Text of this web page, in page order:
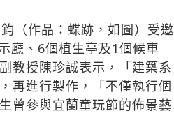
（作品：蝶跡，如圖）受邀
廳、6個植生亭及1個候車
教授陳珍誠表示，「建築系
再進行製作，「不僅執行個
曾參與宜蘭童玩節的佈景藝